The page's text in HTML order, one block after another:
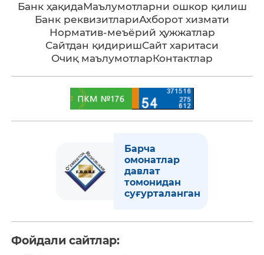
Банк ҳақидаМаълумотларни ошкор қилиш
Банк реквизитлариАхборот хизмати
Норматив-меъёрий ҳужжатлар
Сайтдан қидиришСайт харитаси
Очиқ маълумотларКонтактлар
Барча
омонатлар
давлат
томонидан
суғурталанган
Фойдали сайтлар: